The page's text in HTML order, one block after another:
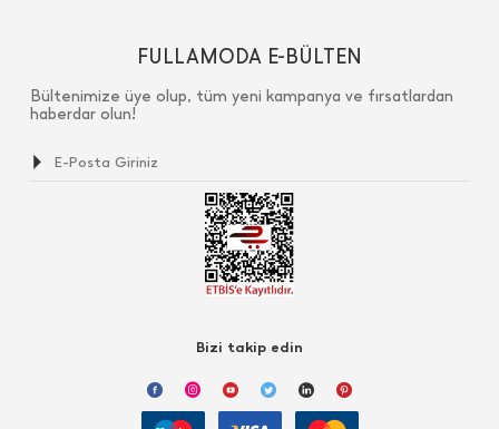
FULLAMODA E-BÜLTEN
Bültenimize üye olup, tüm yeni kampanya ve fırsatlardan
haberdar olun!
Bizi takip edin